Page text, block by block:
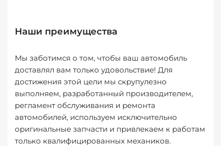
Наши преимущества
Мы заботимся о том, чтобы ваш автомобиль
доставлял вам только удовольствие! Для
достижения этой цели мы скрупулезно
выполняем, разработанный производителем,
регламент обслуживания и ремонта
автомобилей, используем исключительно
оригинальные запчасти и привлекаем к работам
только квалифицированных механиков.